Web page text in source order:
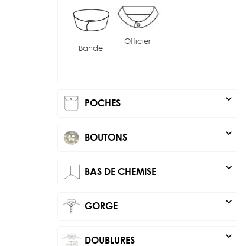
Bande
Officier
POCHES expand_more
BOUTONS expand_more
BAS DE CHEMISE expand_more
GORGE expand_more
DOUBLURES expand_more